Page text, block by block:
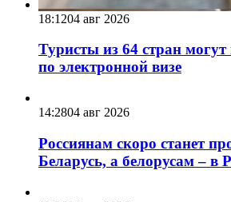
18:1204 авг 2026
Туристы из 64 стран могут
по электронной визе
14:2804 авг 2026
Россиянам скоро станет
Беларусь, а белорусам – в